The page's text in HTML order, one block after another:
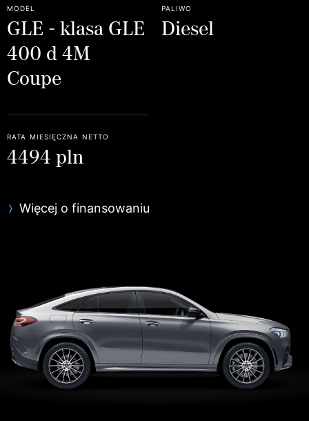
model
GLE - klasa GLE
400 d 4M
Coupe
paliwo
Diesel
rata miesięczna netto
4494 pln
Więcej o finansowaniu